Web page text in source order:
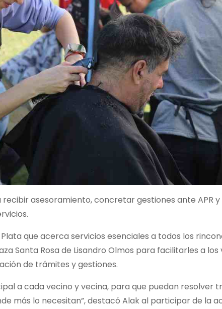
asesoramiento, concretar gestiones ante APR
que acerca servicios esenciales a todos los
Santa Rosa de Lisandro Olmos para facilitarles a
de trámites y gestiones.
a cada vecino y vecina, para que puedan resolver
más lo necesitan”, destacó Alak al participar de la